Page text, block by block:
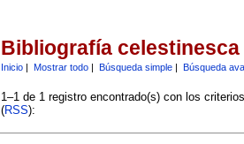
Bibliografía celestinesca
Inicio| Mostrar todo| Búsqueda simple| Búsqueda
1–1 de 1 registro encontrado(s) con los
(RSS):